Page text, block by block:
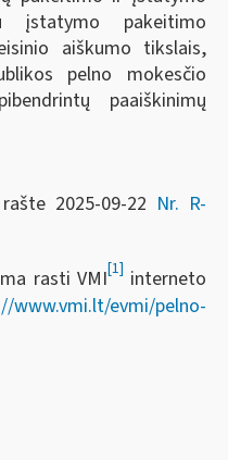
įstatymo pakeitimo
aiškumo tikslais,
pelno mokesčio
paaiškinimų
2025-09-22 Nr. R-
rasti VMI[1] interneto
www.vmi.lt/evmi/pelno-